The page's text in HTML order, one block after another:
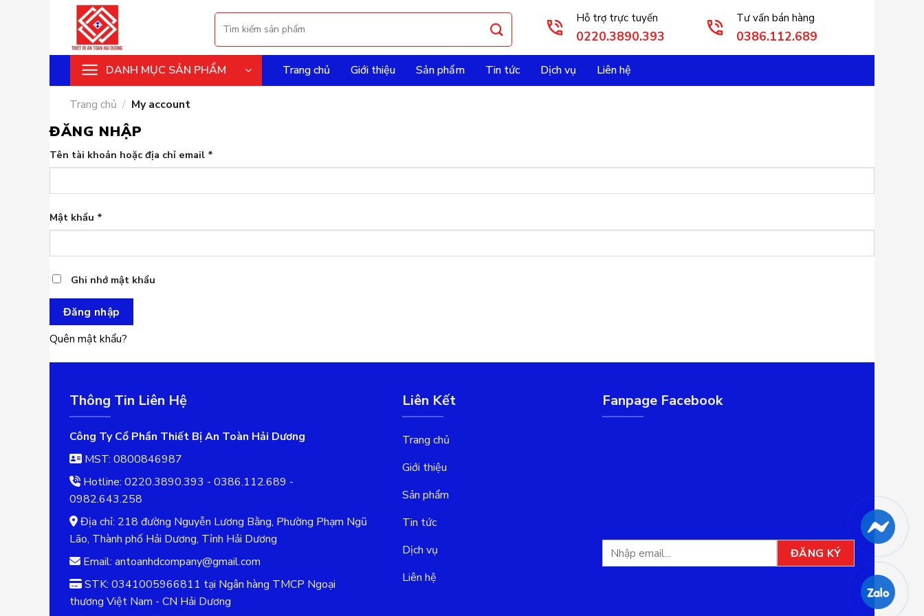
content
Tìm
kiếm:
Hỗ trợ trực tuyến
0220.3890.393
Tư vấn bán hàng
0386.112.689
DANH MỤC SẢN PHẨM Trang chủ Giới thiệu Sản phẩm Tin tức Dịch vụ Liên hệ
Trang chủ / My account
ĐĂNG NHẬP
Tên tài khoản hoặc địa chỉ email *
Mật khẩu *
Ghi nhớ mật khẩu
Đăng nhập
Quên mật khẩu?
Thông Tin Liên Hệ
Công Ty Cổ Phần Thiết Bị An Toàn Hải Dương
MST: 0800846987
Hotline: 0220.3890.393 - 0386.112.689 -
0982.643.258
Địa chỉ: 218 đường Nguyễn Lương Bằng, Phường Phạm Ngũ
Lão, Thành phố Hải Dương, Tỉnh Hải Dương
Email: antoanhdcompany@gmail.com
STK: 0341005966811 tại Ngân hàng TMCP Ngoại
thương Việt Nam - CN Hải Dương
Liên Kết
Trang chủ
Giới thiệu
Sản phẩm
Tin tức
Dịch vụ
Liên hệ
Fanpage Facebook